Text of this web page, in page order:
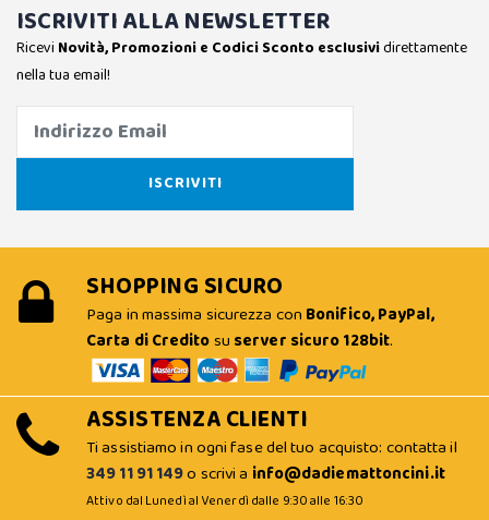
ISCRIVITI ALLA NEWSLETTER
Ricevi Novità, Promozioni e Codici Sconto esclusividirettamente
nella tua email!
SHOPPING SICURO
Paga in massima sicurezza con Bonifico, PayPal,
Carta di Creditosu server sicuro 128bit.
ASSISTENZA CLIENTI
Ti assistiamo in ogni fase del tuo acquisto: contatta il
349 11 91 149o scrivi a info@dadiemattoncini.it
Attivo dal Lunedì al Venerdì dalle 9:30 alle 16:30